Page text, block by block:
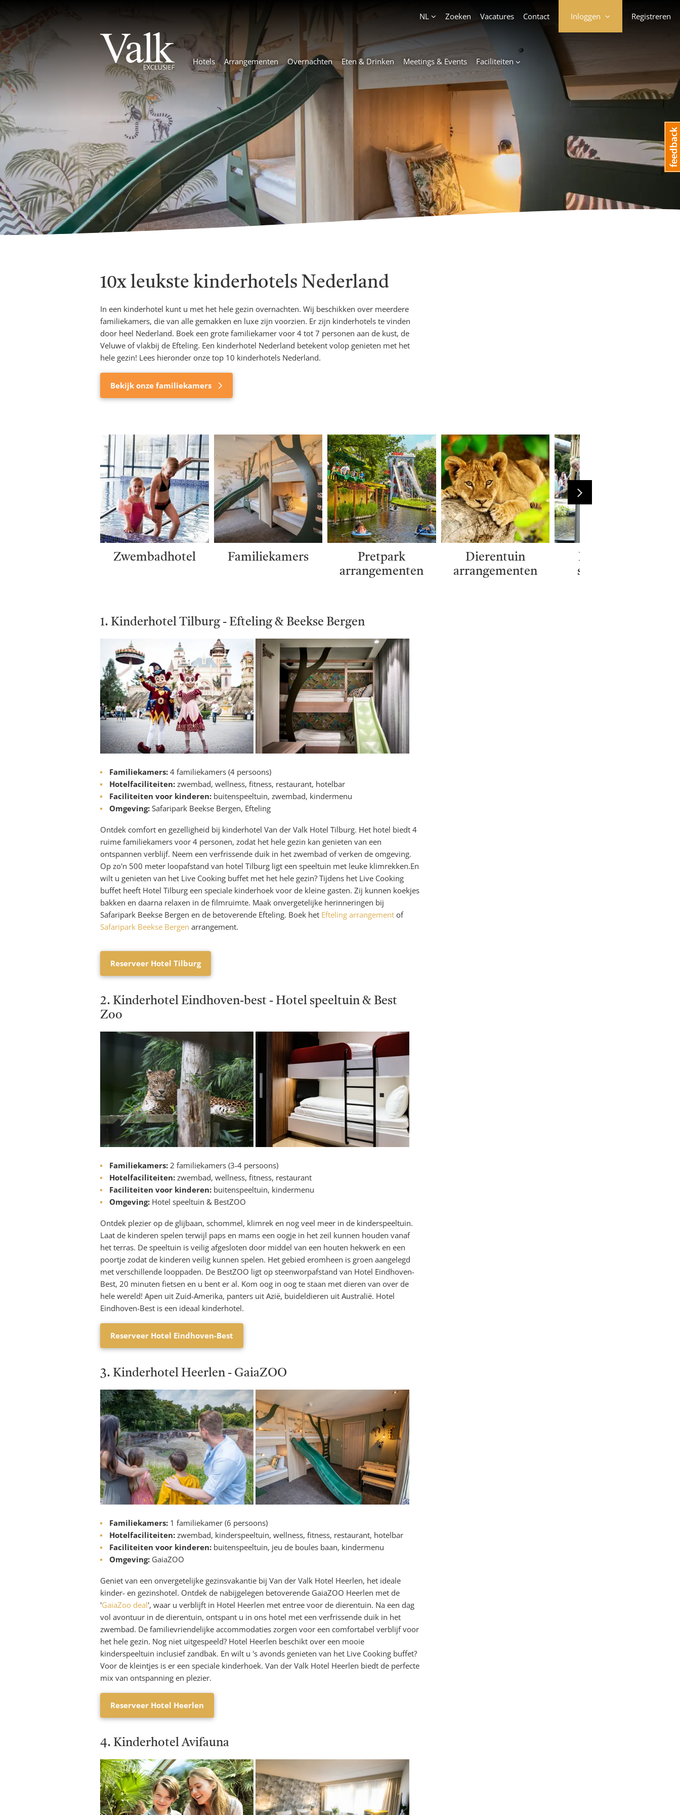
NL
Zoeken Vacatures Contact Inloggen Registreren
Hotels Arrangementen Overnachten Eten & Drinken Meetings & Events Faciliteiten
10x leukste kinderhotels Nederland
In een kinderhotel kunt u met het hele gezin overnachten. Wij beschikken over meerdere
familiekamers, die van alle gemakken en luxe zijn voorzien. Er zijn kinderhotels te vinden
door heel Nederland. Boek een grote familiekamer voor 4 tot 7 personen aan de kust, de
Veluwe of vlakbij de Efteling. Een kinderhotel Nederland betekent volop genieten met het
hele gezin! Lees hieronder onze top 10 kinderhotels Nederland.
Bekijk onze familiekamers
Zwembadhotel Familiekamers
Pretpark
arrangementen
Dierentuin
arrangementen
Hotels met
speeltuinen
1. Kinderhotel Tilburg - Efteling & Beekse Bergen
Familiekamers: 4 familiekamers (4 persoons)
Hotelfaciliteiten: zwembad, wellness, fitness, restaurant, hotelbar
Faciliteiten voor kinderen: buitenspeeltuin, zwembad, kindermenu
Omgeving: Safaripark Beekse Bergen, Efteling
Ontdek comfort en gezelligheid bij kinderhotel Van der Valk Hotel Tilburg. Het hotel biedt 4
ruime familiekamers voor 4 personen, zodat het hele gezin kan genieten van een
ontspannen verblijf. Neem een verfrissende duik in het zwembad of verken de omgeving.
Op zo'n 500 meter loopafstand van hotel Tilburg ligt een speeltuin met leuke klimrekken.En
wilt u genieten van het Live Cooking buffet met het hele gezin? Tijdens het Live Cooking
buffet heeft Hotel Tilburg een speciale kinderhoek voor de kleine gasten. Zij kunnen koekjes
bakken en daarna relaxen in de filmruimte. Maak onvergetelijke herinneringen bij
Safaripark Beekse Bergen en de betoverende Efteling. Boek het Efteling arrangement of
Safaripark Beekse Bergen arrangement.
Reserveer Hotel Tilburg
2. Kinderhotel Eindhoven-best - Hotel speeltuin & Best
Zoo
Familiekamers: 2 familiekamers (3-4 persoons)
Hotelfaciliteiten: zwembad, wellness, fitness, restaurant
Faciliteiten voor kinderen: buitenspeeltuin, kindermenu
Omgeving: Hotel speeltuin & BestZOO
Ontdek plezier op de glijbaan, schommel, klimrek en nog veel meer in de kinderspeeltuin.
Laat de kinderen spelen terwijl paps en mams een oogje in het zeil kunnen houden vanaf
het terras. De speeltuin is veilig afgesloten door middel van een houten hekwerk en een
poortje zodat de kinderen veilig kunnen spelen. Het gebied eromheen is groen aangelegd
met verschillende looppaden. De BestZOO ligt op steenworpafstand van Hotel Eindhoven-
Best, 20 minuten fietsen en u bent er al. Kom oog in oog te staan met dieren van over de
hele wereld! Apen uit Zuid-Amerika, panters uit Azië, buideldieren uit Australië. Hotel
Eindhoven-Best is een ideaal kinderhotel.
Reserveer Hotel Eindhoven-Best
3. Kinderhotel Heerlen - GaiaZOO
Familiekamers: 1 familiekamer (6 persoons)
Hotelfaciliteiten: zwembad, kinderspeeltuin, wellness, fitness, restaurant, hotelbar
Faciliteiten voor kinderen: buitenspeeltuin, jeu de boules baan, kindermenu
Omgeving: GaiaZOO
Geniet van een onvergetelijke gezinsvakantie bij Van der Valk Hotel Heerlen, het ideale
kinder- en gezinshotel. Ontdek de nabijgelegen betoverende GaiaZOO Heerlen met de
'GaiaZoo deal', waar u verblijft in Hotel Heerlen met entree voor de dierentuin. Na een dag
vol avontuur in de dierentuin, ontspant u in ons hotel met een verfrissende duik in het
zwembad. De familievriendelijke accommodaties zorgen voor een comfortabel verblijf voor
het hele gezin. Nog niet uitgespeeld? Hotel Heerlen beschikt over een mooie
kinderspeeltuin inclusief zandbak. En wilt u 's avonds genieten van het Live Cooking buffet?
Voor de kleintjes is er een speciale kinderhoek. Van der Valk Hotel Heerlen biedt de perfecte
mix van ontspanning en plezier.
Reserveer Hotel Heerlen
4. Kinderhotel Avifauna